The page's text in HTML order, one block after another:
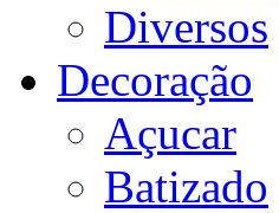
Diversos
Decoração
Açucar
Batizado